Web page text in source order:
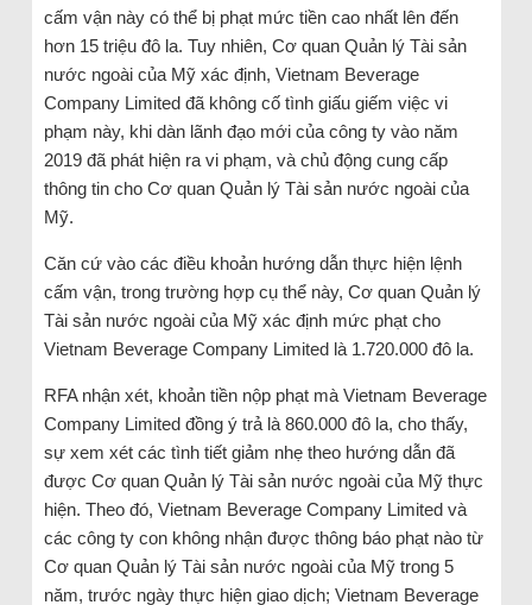
cấm vận này có thể bị phạt mức tiền cao nhất lên đến
hơn 15 triệu đô la. Tuy nhiên, Cơ quan Quản lý Tài sản
nước ngoài của Mỹ xác định, Vietnam Beverage
Company Limited đã không cố tình giấu giếm việc vi
phạm này, khi dàn lãnh đạo mới của công ty vào năm
2019 đã phát hiện ra vi phạm, và chủ động cung cấp
thông tin cho Cơ quan Quản lý Tài sản nước ngoài của
Mỹ.
Căn cứ vào các điều khoản hướng dẫn thực hiện lệnh
cấm vận, trong trường hợp cụ thể này, Cơ quan Quản lý
Tài sản nước ngoài của Mỹ xác định mức phạt cho
Vietnam Beverage Company Limited là 1.720.000 đô la.
RFA nhận xét, khoản tiền nộp phạt mà Vietnam Beverage
Company Limited đồng ý trả là 860.000 đô la, cho thấy,
sự xem xét các tình tiết giảm nhẹ theo hướng dẫn đã
được Cơ quan Quản lý Tài sản nước ngoài của Mỹ thực
hiện. Theo đó, Vietnam Beverage Company Limited và
các công ty con không nhận được thông báo phạt nào từ
Cơ quan Quản lý Tài sản nước ngoài của Mỹ trong 5
năm, trước ngày thực hiện giao dịch; Vietnam Beverage